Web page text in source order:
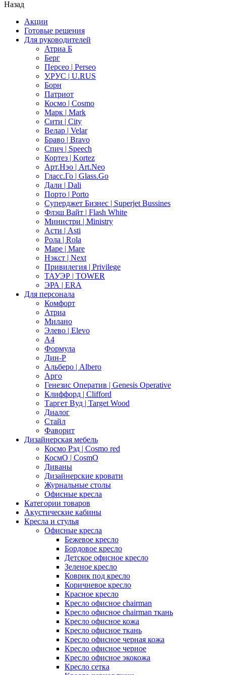
Назад
Акции
Готовые решения
Для руководителей
Атриа Б
Берг
Персео | Perseo
У.РУС | U.RUS
Борн
Патриот
Космо | Cosmo
Марк | Mark
Сити | City
Велар | Velar
Браво | Bravo
Спич | Speech
Кортез | Kortez
Арт.Нэо | Art.Neo
Гласс.Го | Glass.Go
Дали | Dali
Порто | Porto
Суперджет Бизнес | Superjet Bussines
Флэш Вайт | Flash White
Министри | Ministry
Асти | Asti
Рола | Rola
Маре | Mare
Нэкст | Next
Привилегия | Privilege
ТАУЭР | TOWER
ЭРА | ERA
Для персонала
Комфорт
Атриа
Милано
Элево | Elevo
А4
Формула
Дин-Р
Альберо | Albero
Арго
Генезис Оператив | Genesis Operative
Клиффорд | Clifford
Таргет Вуд | Target Wood
Диалог
Стайл
Фаворит
Дизайнерская мебель
Космо Рэд | Cosmo red
КосмО | CosmO
Диваны
Дизайнерские кровати
Журнальные столы
Офисные кресла
Категории товаров
Акустические кабины
Кресла и стулья
Офисные кресла
Бежевое кресло
Бордовое кресло
Детское офисное кресло
Зеленое кресло
Коврик под кресло
Коричневое кресло
Красное кресло
Кресло офисное chairman
Кресло офисное chairman ткань
Кресло офисное кожа
Кресло офисное ткань
Кресло офисное черная кожа
Кресло офисное черное
Кресло офисное экокожа
Кресло сетка